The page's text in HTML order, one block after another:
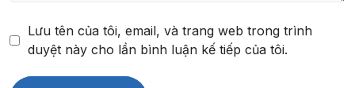
Lưu tên của tôi, email, và trang web trong trình
duyệt này cho lần bình luận kế tiếp của tôi.